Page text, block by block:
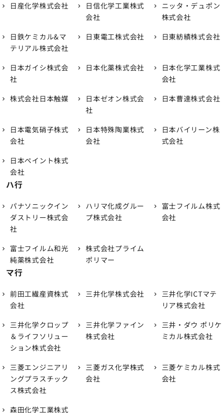
日産化学株式会社
日信化学工業株式
会社
ニッタ・デュポン
株式会社
日鉄ケミカル&マ
テリアル株式会社
日東電工株式会社 日東紡績株式会社
日本ガイシ株式会
社
日本化薬株式会社
日本化学工業株式
会社
株式会社日本触媒
日本ゼオン株式会
社
日本曹達株式会社
日本電気硝子株式
会社
日本特殊陶業株式
会社
日本バイリーン株
式会社
日本ペイント株式
会社
ハ行
パナソニックイン
ダストリー株式会
社
ハリマ化成グルー
プ株式会社
富士フイルム株式
会社
富士フイルム和光
純薬株式会社
株式会社プライム
ポリマー
マ行
前田工繊産資株式
会社
三井化学株式会社
三井化学ICTマテ
リア株式会社
三井化学クロップ
＆ライフソリュー
ション株式会社
三井化学ファイン
株式会社
三井・ダウ ポリケ
ミカル株式会社
三菱エンジニアリ
ングプラスチック
ス株式会社
三菱ガス化学株式
会社
三菱ケミカル株式
会社
森田化学工業株式